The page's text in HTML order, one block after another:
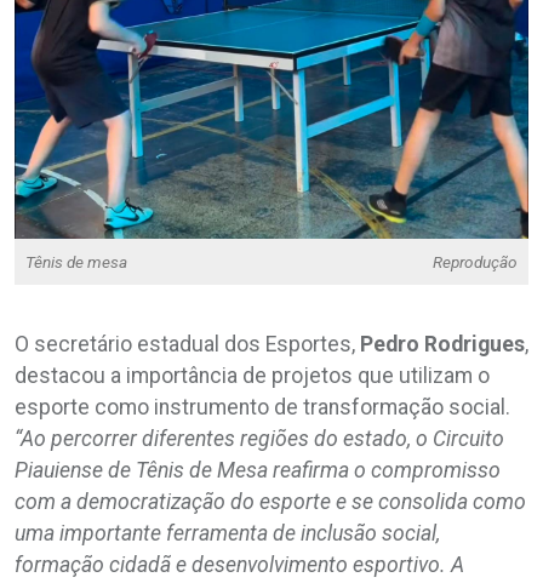
Tênis de mesa Reprodução
O secretário estadual dos Esportes, Pedro Rodrigues,
destacou a importância de projetos que utilizam o
esporte como instrumento de transformação social.
“Ao percorrer diferentes regiões do estado, o Circuito
Piauiense de Tênis de Mesa reafirma o compromisso
com a democratização do esporte e se consolida como
uma importante ferramenta de inclusão social,
formação cidadã e desenvolvimento esportivo. A